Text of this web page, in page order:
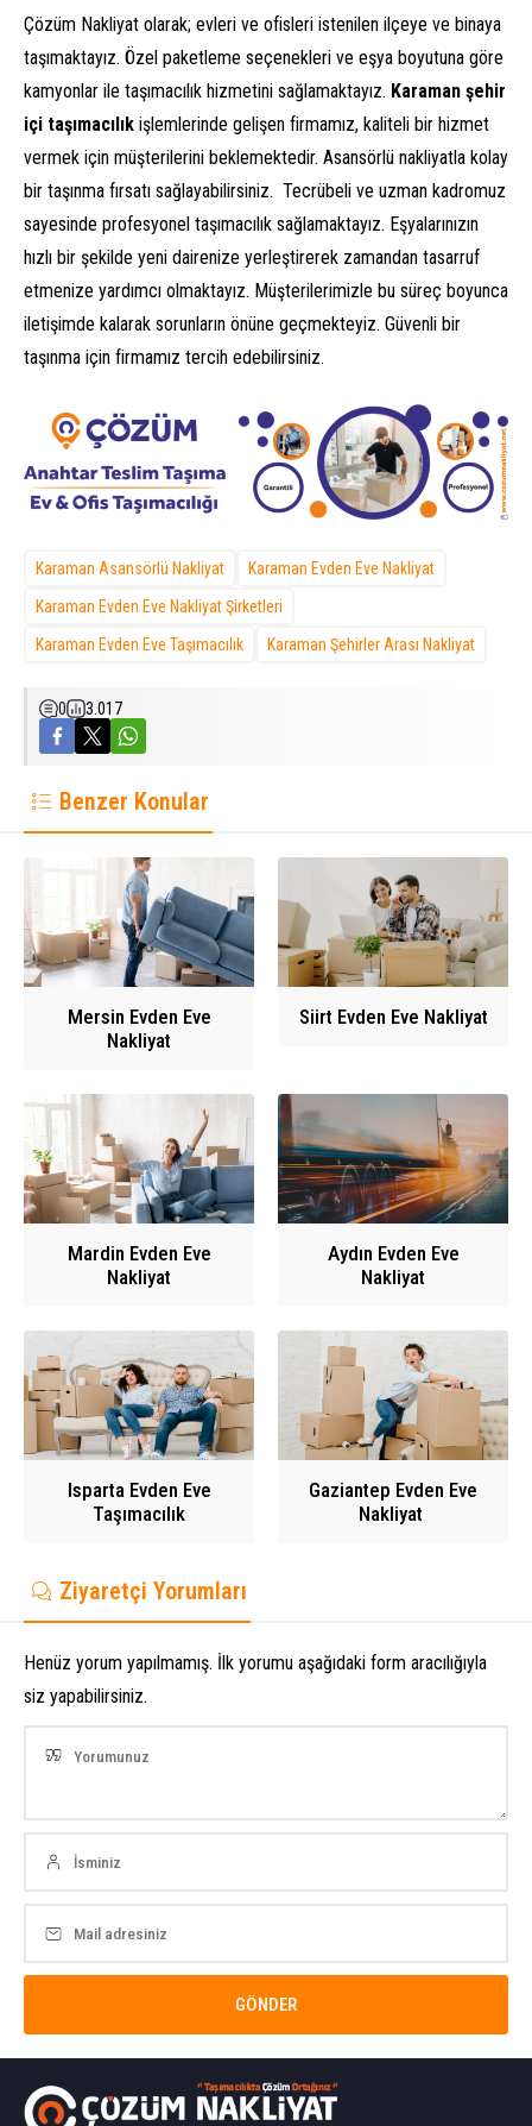
Çözüm Nakliyat olarak; evleri ve ofisleri istenilen ilçeye ve binaya
taşımaktayız. Özel paketleme seçenekleri ve eşya boyutuna göre
kamyonlar ile taşımacılık hizmetini sağlamaktayız. Karaman şehir
içi taşımacılık işlemlerinde gelişen firmamız, kaliteli bir hizmet
vermek için müşterilerini beklemektedir. Asansörlü nakliyatla kolay
bir taşınma fırsatı sağlayabilirsiniz. Tecrübeli ve uzman kadromuz
sayesinde profesyonel taşımacılık sağlamaktayız. Eşyalarınızın
hızlı bir şekilde yeni dairenize yerleştirerek zamandan tasarruf
etmenize yardımcı olmaktayız. Müşterilerimizle bu süreç boyunca
iletişimde kalarak sorunların önüne geçmekteyiz. Güvenli bir
taşınma için firmamız tercih edebilirsiniz.
Karaman Asansörlü Nakliyat
Karaman Evden Eve Nakliyat
Karaman Evden Eve Nakliyat Şirketleri
Karaman Evden Eve Taşımacılık
Karaman Şehirler Arası Nakliyat
0 3.017
Benzer Konular
Mersin Evden Eve
Nakliyat
Siirt Evden Eve Nakliyat
Mardin Evden Eve
Nakliyat
Aydın Evden Eve
Nakliyat
Isparta Evden Eve
Taşımacılık
Gaziantep Evden Eve
Nakliyat
Ziyaretçi Yorumları
Henüz yorum yapılmamış. İlk yorumu aşağıdaki form aracılığıyla
siz yapabilirsiniz.